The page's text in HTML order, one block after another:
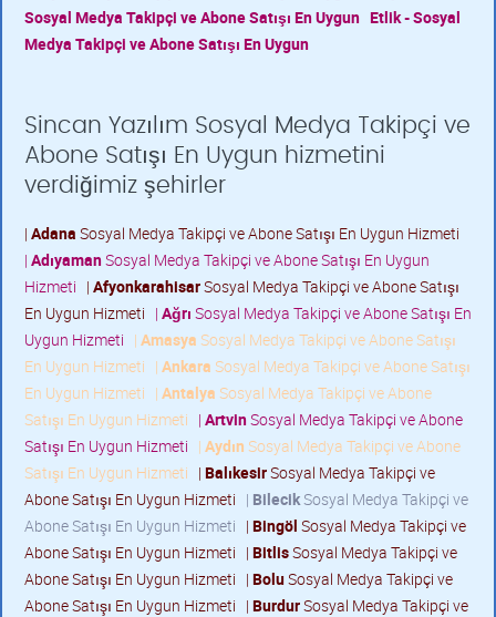
Sosyal Medya Takipçi ve Abone Satışı En Uygun Etlik - Sosyal
Medya Takipçi ve Abone Satışı En Uygun
Sincan Yazılım Sosyal Medya Takipçi ve
Abone Satışı En Uygun hizmetini
verdiğimiz şehirler
| Adana Sosyal Medya Takipçi ve Abone Satışı En Uygun Hizmeti
| AdıyamanSosyal Medya Takipçi ve Abone Satışı En Uygun
Hizmeti | AfyonkarahisarSosyal Medya Takipçi ve Abone Satışı
En Uygun Hizmeti | Ağrı Sosyal Medya Takipçi ve Abone Satışı En
Uygun Hizmeti | Amasya Sosyal Medya Takipçi ve Abone Satışı
En Uygun Hizmeti | Ankara Sosyal Medya Takipçi ve Abone Satışı
En Uygun Hizmeti | Antalya Sosyal Medya Takipçi ve Abone
Satışı En Uygun Hizmeti | ArtvinSosyal Medya Takipçi ve Abone
Satışı En Uygun Hizmeti | Aydın Sosyal Medya Takipçi ve Abone
Satışı En Uygun Hizmeti | BalıkesirSosyal Medya Takipçi ve
Abone Satışı En Uygun Hizmeti | BilecikSosyal Medya Takipçi ve
Abone Satışı En Uygun Hizmeti | Bingöl Sosyal Medya Takipçi ve
Abone Satışı En Uygun Hizmeti | BitlisSosyal Medya Takipçi ve
Abone Satışı En Uygun Hizmeti | BoluSosyal Medya Takipçi ve
Abone Satışı En Uygun Hizmeti | BurdurSosyal Medya Takipçi ve